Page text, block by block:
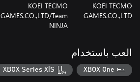
KOEI TECMO
GAMES.CO.,LTD
KOEI TECMO
GAMES.CO.,LTD/Team
NINJA
العب باستخدام
XBOX One
XBOX Series X|S